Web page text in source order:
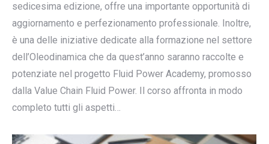
sedicesima edizione, offre una importante opportunità di
aggiornamento e perfezionamento professionale. Inoltre,
è una delle iniziative dedicate alla formazione nel settore
dell’Oleodinamica che da quest’anno saranno raccolte e
potenziate nel progetto Fluid Power Academy, promosso
dalla Value Chain Fluid Power. Il corso affronta in modo
completo tutti gli aspetti…